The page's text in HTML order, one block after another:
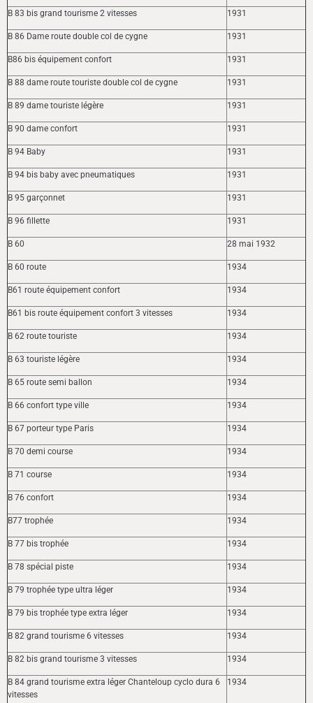
B 83 bis grand tourisme 2 vitesses 1931
B 86 Dame route double col de cygne 1931
B86 bis équipement confort 1931
B 88 dame route touriste double col de cygne 1931
B 89 dame touriste légère 1931
B 90 dame confort 1931
B 94 Baby 1931
B 94 bis baby avec pneumatiques 1931
B 95 garçonnet 1931
B 96 fillette 1931
B 60 28 mai 1932
B 60 route 1934
B61 route équipement confort 1934
B61 bis route équipement confort 3 vitesses 1934
B 62 route touriste 1934
B 63 touriste légère 1934
B 65 route semi ballon 1934
B 66 confort type ville 1934
B 67 porteur type Paris 1934
B 70 demi course 1934
B 71 course 1934
B 76 confort 1934
B77 trophée 1934
B 77 bis trophée 1934
B 78 spécial piste 1934
B 79 trophée type ultra léger 1934
B 79 bis trophée type extra léger 1934
B 82 grand tourisme 6 vitesses 1934
B 82 bis grand tourisme 3 vitesses 1934
B 84 grand tourisme extra léger Chanteloup cyclo dura 6
vitesses
1934